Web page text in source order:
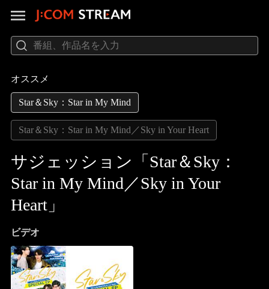
オススメ
Star＆Sky：Star in My Mind
Star＆Sky：Star in My Mind／Sky in Your Heart
サジェッション「Star＆Sky：
Star in My Mind／Sky in Your
Heart」
ビデオ